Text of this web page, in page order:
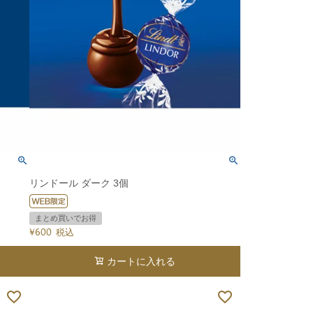
リンドール ダーク 3個
まとめ買いでお得
¥600 税込
カートに入れる